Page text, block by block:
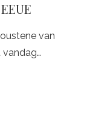
van